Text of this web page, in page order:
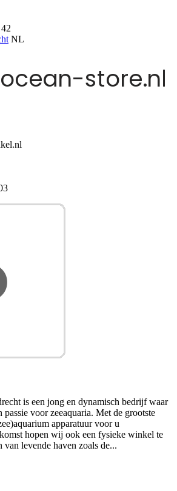
NL
is een jong en dynamisch bedrijf waar
passie voor zeeaquaria. Met de grootste
apparatuur voor u
hopen wij ook een fysieke winkel te
van levende haven zoals de...